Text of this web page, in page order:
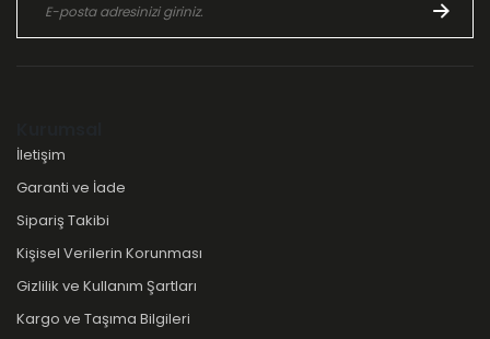
İletişim
Garanti ve İade
Sipariş Takibi
Kişisel Verilerin Korunması
Gizlilik ve Kullanım Şartları
Kargo ve Taşıma Bilgileri